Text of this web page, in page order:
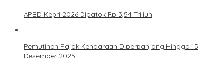
APBD Kepri 2026 Dipatok Rp 3,54 Triliun
Pemutihan Pajak Kendaraan Diperpanjang Hingga 15
Desember 2025